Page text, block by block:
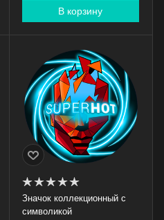
В корзину
Значок коллекционный с
символикой